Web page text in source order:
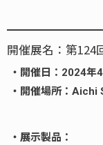
開催展名：第124
・開催日：2024年
・開催場所：Aichi
・展示製品：